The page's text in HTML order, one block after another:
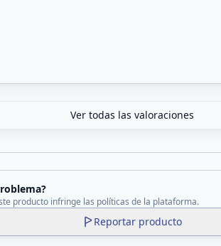
Ver todas las valoraciones
producto infringe las políticas de la plataforma.
Reportar producto